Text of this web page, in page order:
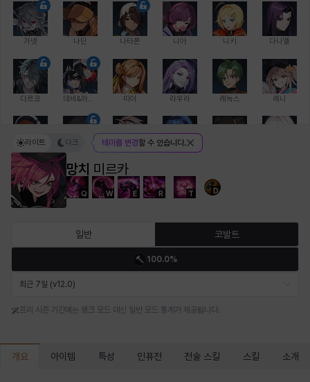
가넷 나딘 나타폰 니아 니키 다니엘
다르코 띠아 라우라 레녹스 레니
레온 루크 르노어
바바라 버니스 블레어 비앙카 비형 샬럿
망치 미르카
Q W E R T D
라이트 다크 테마를 변경할 수 있습니다.
일반 코발트
100.0%
최근 7일 (v12.0)
프리 시즌 기간에는 랭크 모드 대신 일반 모드 통계가 제공됩니다.
개요 아이템 특성 인퓨전 전술 스킬 스킬 소개